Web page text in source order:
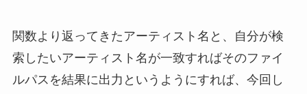
関数より返ってきたアーティスト名と、自分が検
索したいアーティスト名が一致すればそのファイ
ルパスを結果に出力というようにすれば、今回し